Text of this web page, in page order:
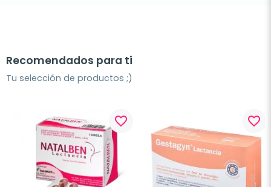
Recomendados para ti
Tu selección de productos ;)
favorite_border favorite_border